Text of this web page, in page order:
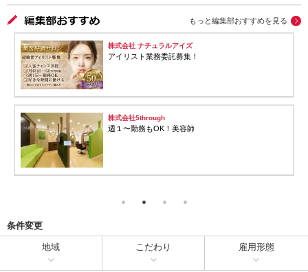
もっと編集部おすすめを見る
株式会社 ナチュラルアイズ
アイリスト業務委託募集！
株式会社5through
週１〜勤務もOK！美容師
条件変更
地域 こだわり 雇用形態